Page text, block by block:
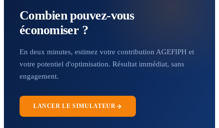
Combien pouvez-vous
économiser ?
En deux minutes, estimez votre contribution AGEFIPH et
votre potentiel d'optimisation. Résultat immédiat, sans
engagement.
LANCER LE SIMULATEUR